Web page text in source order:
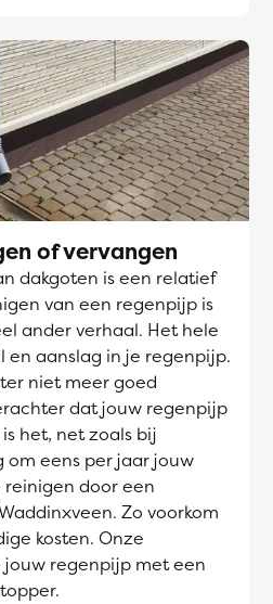
of vervangen
dakgoten is een relatief
van een regenpijp is
ander verhaal. Het hele
en aanslag in je regenpijp.
niet meer goed
dat jouw regenpijp
het, net zoals bij
om eens per jaar jouw
door een
Zo voorkom
kosten. Onze
regenpijp met een